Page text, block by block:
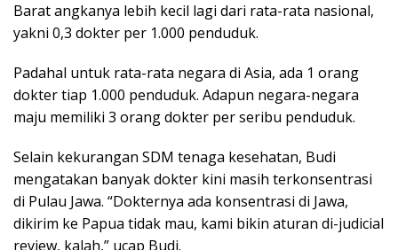
Barat angkanya lebih kecil lagi dari rata-rata nasional,
yakni 0,3 dokter per 1.000 penduduk.
Padahal untuk rata-rata negara di Asia, ada 1 orang
dokter tiap 1.000 penduduk. Adapun negara-negara
maju memiliki 3 orang dokter per seribu penduduk.
Selain kekurangan SDM tenaga kesehatan, Budi
mengatakan banyak dokter kini masih terkonsentrasi
di Pulau Jawa. “Dokternya ada konsentrasi di Jawa,
dikirim ke Papua tidak mau, kami bikin aturan di-judicial
review, kalah,” ucap Budi.